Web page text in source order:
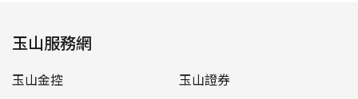
玉山服務網
玉山金控
玉山證券